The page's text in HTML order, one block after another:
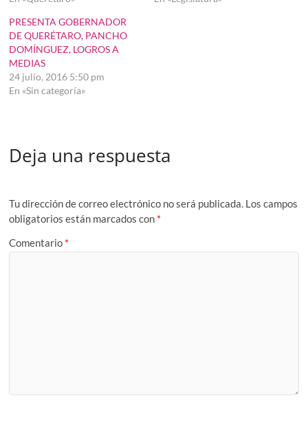
PRESENTA GOBERNADOR
DE QUERÉTARO, PANCHO
DOMÍNGUEZ, LOGROS A
MEDIAS
24 julio, 2016 5:50 pm
En «Sin categoría»
Deja una respuesta
Tu dirección de correo electrónico no será publicada. Los campos
obligatorios están marcados con *
Comentario *